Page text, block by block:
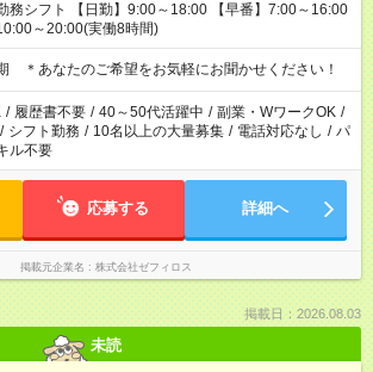
務シフト 【日勤】9:00～18:00 【早番】7:00～16:00
～20:00(実働8時間)
＊あなたのご希望をお気軽にお聞かせください！
/ 履歴書不要 / 40～50代活躍中 / 副業・WワークOK /
/ シフト勤務 / 10名以上の大量募集 / 電話対応なし / パ
ル不要
応募する 詳細へ
掲載元企業名 株式会社ゼフィロス
掲載日：2026.08.03
未読